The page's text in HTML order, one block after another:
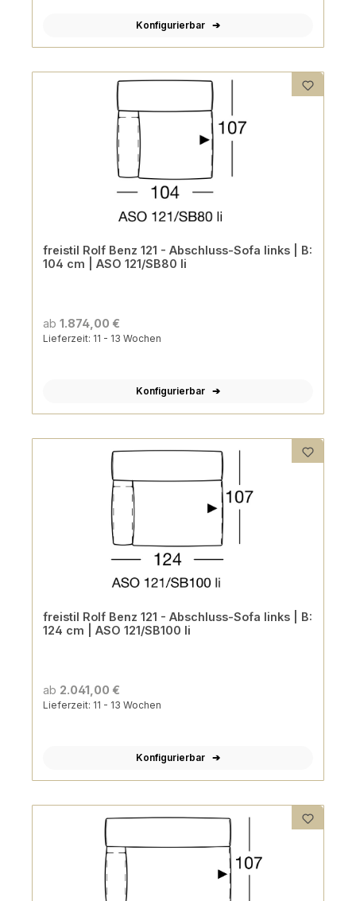
Konfigurierbar
freistil Rolf Benz 121 - Abschluss-Sofa links | B:
104 cm | ASO 121/SB80 li
ab 1.874,00 €
Lieferzeit: 11 - 13 Wochen
Konfigurierbar
freistil Rolf Benz 121 - Abschluss-Sofa links | B:
124 cm | ASO 121/SB100 li
ab 2.041,00 €
Lieferzeit: 11 - 13 Wochen
Konfigurierbar